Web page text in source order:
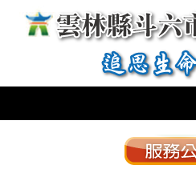
跳到主要內容區塊